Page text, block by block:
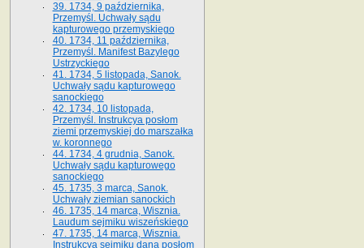
39. 1734, 9 października,
Przemyśl. Uchwały sądu
kapturowego przemyskiego
40. 1734, 11 października,
Przemyśl. Manifest Bazylego
Ustrzyckiego
41. 1734, 5 listopada, Sanok.
Uchwały sądu kapturowego
sanockiego
42. 1734, 10 listopada,
Przemyśl. Instrukcya posłom
ziemi przemyskiej do marszałka
w. koronnego
44. 1734, 4 grudnia, Sanok.
Uchwały sądu kapturowego
sanockiego
45. 1735, 3 marca, Sanok.
Uchwały ziemian sanockich
46. 1735, 14 marca, Wisznia.
Laudum sejmiku wiszeńskiego
47. 1735, 14 marca, Wisznia.
Instrukcya sejmiku dana posłom